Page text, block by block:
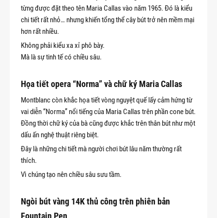
từng được đặt theo tên Maria Callas vào năm 1965. Đó là kiểu
chi tiết rất nhỏ… nhưng khiến tổng thể cây bút trở nên mềm mại
hơn rất nhiều.
Không phải kiểu xa xỉ phô bày.
Mà là sự tinh tế có chiều sâu.
Họa tiết opera “Norma” và chữ ký Maria Callas
Montblanc còn khắc họa tiết vòng nguyệt quế lấy cảm hứng từ
vai diễn “Norma” nổi tiếng của Maria Callas trên phần cone bút.
Đồng thời chữ ký của bà cũng được khắc trên thân bút như một
dấu ấn nghệ thuật riêng biệt.
Đây là những chi tiết mà người chơi bút lâu năm thường rất
thích.
Vì chúng tạo nên chiều sâu sưu tầm.
Ngòi bút vàng 14K thủ công trên phiên bản
Fountain Pen